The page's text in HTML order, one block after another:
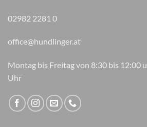
02982 2281 0
office@hundlinger.at
Montag bis Freitag von 8:30 bis 12:00
Uhr